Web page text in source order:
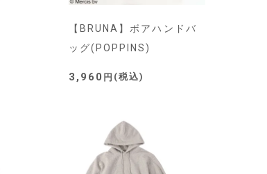
【BRUNA】ボアハンドバ
ッグ(POPPINS)
3,960 税込